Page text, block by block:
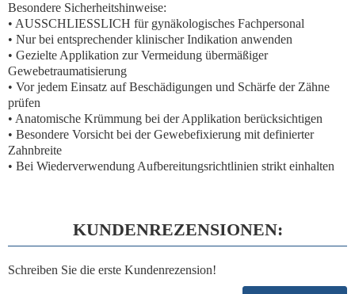
Besondere Sicherheitshinweise:
• AUSSCHLIESSLICH für gynäkologisches Fachpersonal
• Nur bei entsprechender klinischer Indikation anwenden
• Gezielte Applikation zur Vermeidung übermäßiger
Gewebetraumatisierung
• Vor jedem Einsatz auf Beschädigungen und Schärfe der Zähne
prüfen
• Anatomische Krümmung bei der Applikation berücksichtigen
• Besondere Vorsicht bei der Gewebefixierung mit definierter
Zahnbreite
• Bei Wiederverwendung Aufbereitungsrichtlinien strikt einhalten
KUNDENREZENSIONEN:
Schreiben Sie die erste Kundenrezension!